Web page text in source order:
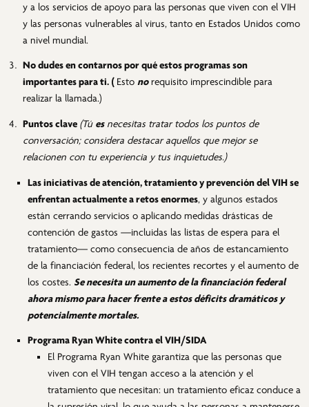
y a los servicios de apoyo para las personas que viven con el VIH
y las personas vulnerables al virus, tanto en Estados Unidos como
a nivel mundial.
No dudes en contarnos por qué estos programas son
importantes para ti. ( Estonorequisito imprescindible para
realizar la llamada.)
Puntos clave (Tú esnecesitas tratar todos los puntos de
conversación; considera destacar aquellos que mejor se
relacionen con tu experiencia y tus inquietudes.)
Las iniciativas de atención, tratamiento y prevención del VIH se
enfrentan actualmente a retos enormes, y algunos estados
están cerrando servicios o aplicando medidas drásticas de
contención de gastos —incluidas las listas de espera para el
tratamiento— como consecuencia de años de estancamiento
de la financiación federal, los recientes recortes y el aumento de
los costes. Se necesita un aumento de la financiación federal
ahora mismo para hacer frente a estos déficits dramáticos y
potencialmente mortales.
Programa Ryan White contra el VIH/SIDA
El Programa Ryan White garantiza que las personas que
viven con el VIH tengan acceso a la atención y el
tratamiento que necesitan: un tratamiento eficaz conduce a